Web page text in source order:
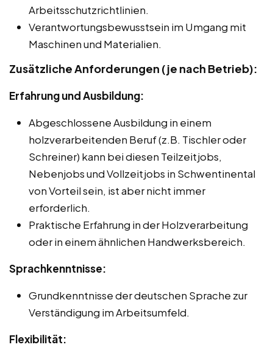
Arbeitsschutzrichtlinien.
Verantwortungsbewusstsein im Umgang mit
Maschinen und Materialien.
Zusätzliche Anforderungen (je nach Betrieb):
Erfahrung und Ausbildung:
Abgeschlossene Ausbildung in einem
holzverarbeitenden Beruf (z.B. Tischler oder
Schreiner) kann bei diesen Teilzeitjobs,
Nebenjobs und Vollzeitjobs in Schwentinental
von Vorteil sein, ist aber nicht immer
erforderlich.
Praktische Erfahrung in der Holzverarbeitung
oder in einem ähnlichen Handwerksbereich.
Sprachkenntnisse:
Grundkenntnisse der deutschen Sprache zur
Verständigung im Arbeitsumfeld.
Flexibilität: